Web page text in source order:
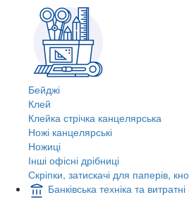
Бейджі
Клей
Клейка стрічка канцелярська
Ножі канцелярські
Ножиці
Інші офісні дрібниці
Скріпки, затискачі для паперів,
Банківська техніка та